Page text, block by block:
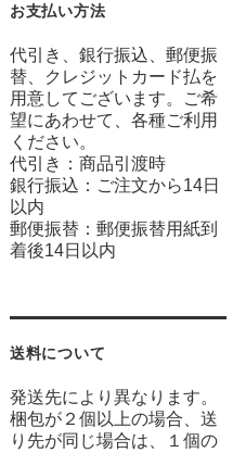
お支払い方法
代引き、銀行振込、郵便振
替、クレジットカード払を
用意してございます。ご希
望にあわせて、各種ご利用
ください。
代引き：商品引渡時
銀行振込：ご注文から14日
以内
郵便振替：郵便振替用紙到
着後14日以内
送料について
発送先により異なります。
梱包が２個以上の場合、送
り先が同じ場合は、１個の